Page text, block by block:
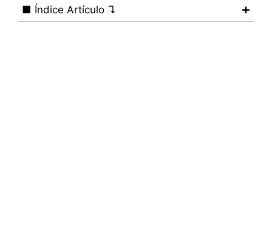
■ Índice Artículo ↴